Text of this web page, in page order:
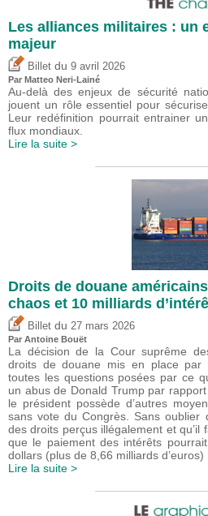
Les alliances militaires : un
majeur
Billet du 9 avril 2026
Par Matteo Neri-Lainé
Au-delà des enjeux de sécurité
jouent un rôle essentiel pour
Leur redéfinition pourrait entrainer
flux mondiaux.
Lire la suite >
Droits de douane
chaos et 10 milliards
Billet du 27 mars 2026
Par Antoine Bouët
La décision de la Cour suprême
droits de douane mis en place par
toutes les questions posées par ce
un abus de Donald Trump par
le président possède d’autres
sans vote du Congrès. Sans oublier
des droits perçus illégalement et qu’il
que le paiement des intérêts
dollars (plus de 8,66 milliards d’euros)
Lire la suite >